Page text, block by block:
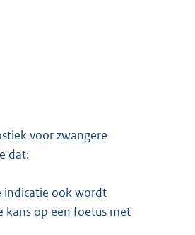
voor zwangere
dat:
indicatie ook wordt
kans op een foetus met